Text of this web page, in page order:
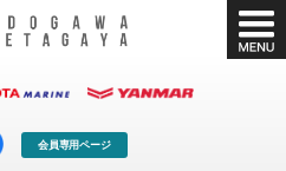
会員専用ページ